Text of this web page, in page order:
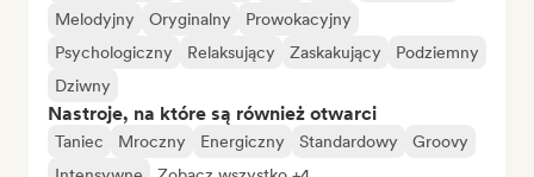
Melodyjny
Oryginalny
Prowokacyjny
Psychologiczny
Relaksujący Zaskakujący
Podziemny
Dziwny
Nastroje, na które są również otwarci
Taniec Mroczny Energiczny Standardowy
Groovy